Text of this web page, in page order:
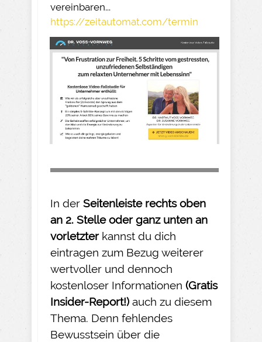
vereinbaren...
https://zeitautomat.com/termin
In der Seitenleiste rechts oben
an 2. Stelle oder ganz unten an
vorletzter kannst du dich
eintragen zum Bezug weiterer
wertvoller und dennoch
kostenloser Informationen (Gratis
Insider-Report!) auch zu diesem
Thema. Denn fehlendes
Bewusstsein über die